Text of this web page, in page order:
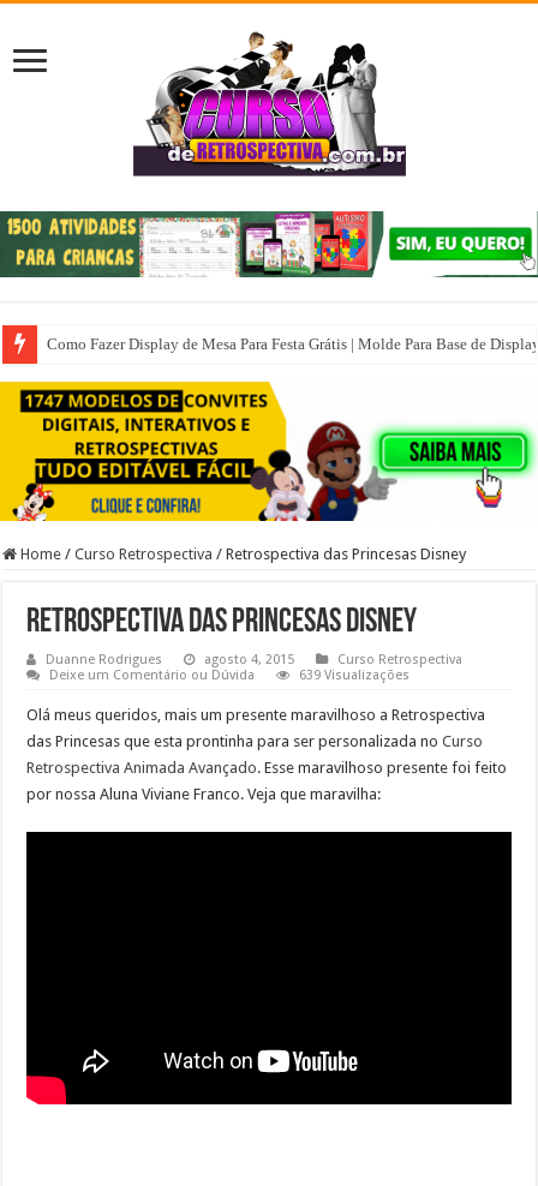
Como Fazer Display de Mesa Para Festa Grátis | Molde Para Base de
Home / Curso Retrospectiva / Retrospectiva das Princesas Disney
Retrospectiva das Princesas Disney
Duanne Rodrigues agosto 4, 2015
Curso Retrospectiva
Deixe um Comentário ou Dúvida
639 Visualizações
Olá meus queridos, mais um presente maravilhoso a Retrospectiva
das Princesas que esta prontinha para ser personalizada noCurso
Retrospectiva Animada Avançado. Esse maravilhoso presente foi feito
por nossa Aluna Viviane Franco. Veja que maravilha: